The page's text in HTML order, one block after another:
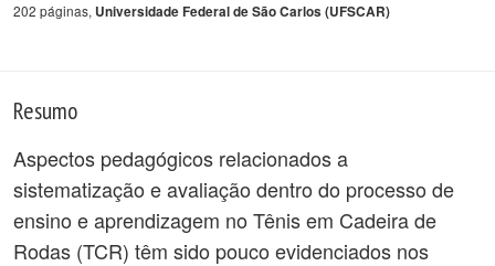
202 páginas, Universidade Federal de São Carlos (UFSCAR)
Resumo
Aspectos pedagógicos relacionados a
sistematização e avaliação dentro do processo de
ensino e aprendizagem no Tênis em Cadeira de
Rodas (TCR) têm sido pouco evidenciados nos